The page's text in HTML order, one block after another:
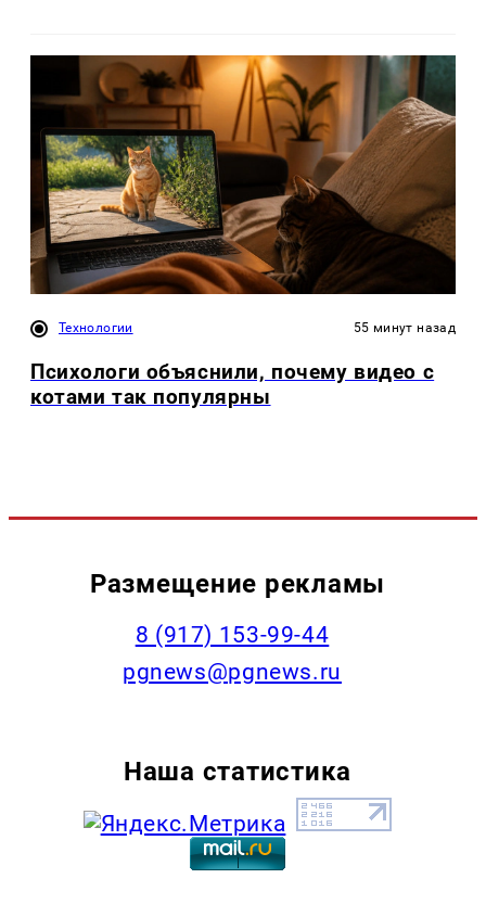
Технологии 55 минут назад
Психологи объяснили, почему видео с
котами так популярны
Размещение рекламы
‭8 (917) 153-99-44
pgnews@pgnews.ru
Наша статистика